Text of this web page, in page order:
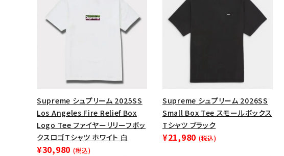
search
シーズンから探す 価格から探す
Supreme シュプリーム 2025SS
Los Angeles Fire Relief Box
Logo Tee ファイヤーリリーフボッ
クスロゴTシャツ ホワイト 白
¥30,980 (税込)
Supreme シュプリーム 2026SS
Small Box Tee スモールボックス
Tシャツ ブラック
¥21,980 (税込)